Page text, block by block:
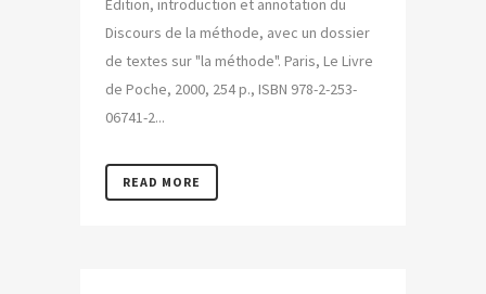
Edition, introduction et annotation du
Discours de la méthode, avec un dossier
de textes sur "la méthode". Paris, Le Livre
de Poche, 2000, 254 p., ISBN 978-2-253-
06741-2...
READ MORE